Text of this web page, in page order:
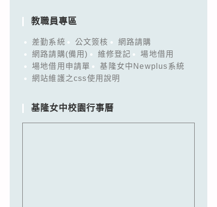
教職員專區
差勤系統 公文簽核
網路請購
網路請購(備用)
維修登記
場地借用
場地借用申請單
基隆女中Newplus系統
網站維護之css使用說明
基隆女中校園行事曆